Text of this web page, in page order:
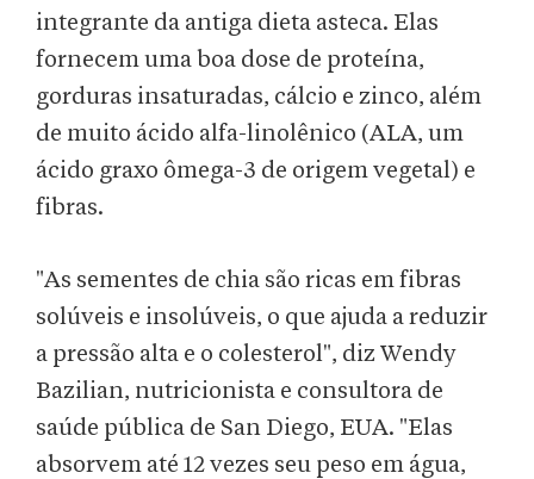
integrante da antiga dieta asteca. Elas
fornecem uma boa dose de proteína,
gorduras insaturadas, cálcio e zinco, além
de muito ácido alfa-linolênico (ALA, um
ácido graxo ômega-3 de origem vegetal) e
fibras.
"As sementes de chia são ricas em fibras
solúveis e insolúveis, o que ajuda a reduzir
a pressão alta e o colesterol", diz Wendy
Bazilian, nutricionista e consultora de
saúde pública de San Diego, EUA. "Elas
absorvem até 12 vezes seu peso em água,